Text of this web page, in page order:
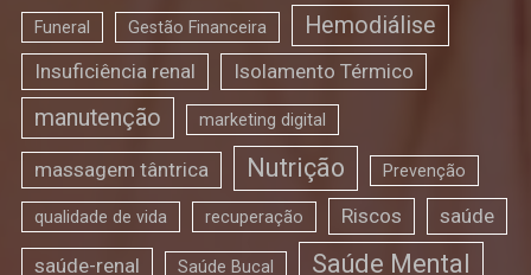
Funeral Gestão Financeira Hemodiálise
Insuficiência renal Isolamento Térmico
manutenção marketing digital
massagem tântrica Nutrição Prevenção
qualidade de vida recuperação Riscos saúde
saúde-renal Saúde Bucal Saúde Mental